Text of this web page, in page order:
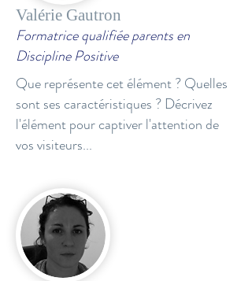
Valérie Gautron
Formatrice qualifiée parents en
Discipline Positive
Que représente cet élément ? Quelles
sont ses caractéristiques ? Décrivez
l'élément pour captiver l'attention de
vos visiteurs...